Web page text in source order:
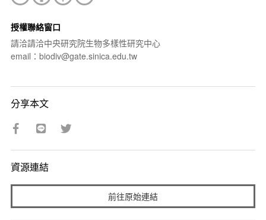
授權聯絡窗口
請洽請洽中央研究院生物多樣性研究中心
email：biodiv@gate.sinica.edu.tw
分享本文
資源連結
前往原始連結